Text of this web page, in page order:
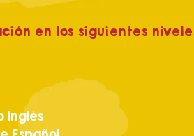
en los siguientes